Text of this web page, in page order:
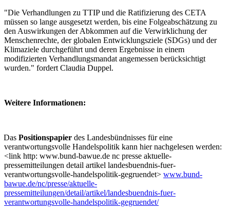
"Die Verhandlungen zu TTIP und die Ratifizierung des CETA
müssen so lange ausgesetzt werden, bis eine Folgeabschätzung zu
den Auswirkungen der Abkommen auf die Verwirklichung der
Menschenrechte, der globalen Entwicklungsziele (SDGs) und der
Klimaziele durchgeführt und deren Ergebnisse in einem
modifizierten Verhandlungsmandat angemessen berücksichtigt
wurden." fordert Claudia Duppel.
Weitere Informationen:
Das Positionspapier des Landesbündnisses für eine
verantwortungsvolle Handelspolitik kann hier nachgelesen werden:
<link http: www.bund-bawue.de nc presse aktuelle-
pressemitteilungen detail artikel landesbuendnis-fuer-
verantwortungsvolle-handelspolitik-gegruendet> www.bund-
bawue.de/nc/presse/aktuelle-
pressemitteilungen/detail/artikel/landesbuendnis-fuer-
verantwortungsvolle-handelspolitik-gegruendet/